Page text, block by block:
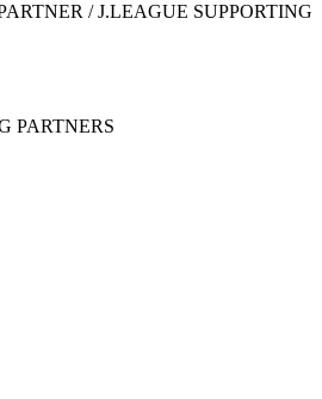
/ J.LEAGUE SUPPORTING
PARTNERS